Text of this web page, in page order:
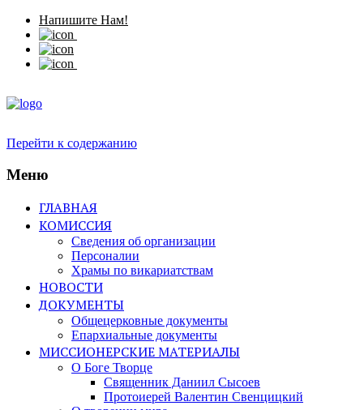
Напишите Нам!
Перейти к содержанию
Меню
ГЛАВНАЯ
КОМИССИЯ
Сведения об организации
Персоналии
Храмы по викариатствам
НОВОСТИ
ДОКУМЕНТЫ
Общецерковные документы
Епархиальные документы
МИССИОНЕРСКИЕ МАТЕРИАЛЫ
О Боге Творце
Священник Даниил Сысоев
Протоиерей Валентин Свенцицкий